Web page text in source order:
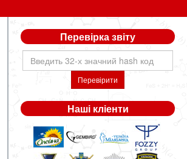
Перевірка звіту
Перевірити
Наші кліенти